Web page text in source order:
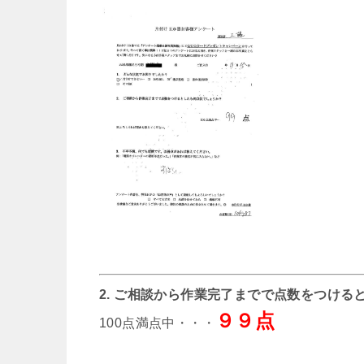
2. ご相談から作業完了までで点数をつける
100点満点中・・・ ９９点